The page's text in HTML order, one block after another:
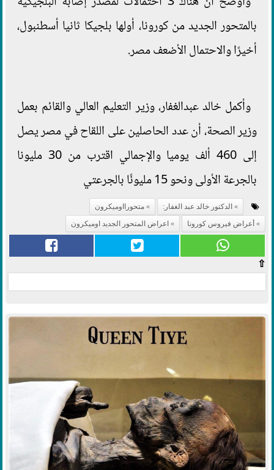
بالمتحور الجديد من كورونا، أولها بلجيكا ثانيا أسطنبول،
أخيرًا والاحتمال الأضعف مصر.
وأكمل خالد عبدالغفار، وزير التعليم العالي والقائم بعمل
وزير الصحة، أن عدد الحاصلين على اللقاح في مصر يصل
إلى 460 ألف يوميا والإجمالي اقترب من 30 مليونا
بالجرعة الأولى ونحو 15 مليونًا بالجرعتي
الدكتور خالد عبد الغفار:
متحورااوميكرون
أعراض فيروس كورونا
اعراض المتحور الجديد اوميكرون
⇧